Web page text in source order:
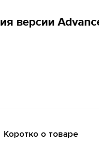
версии
Коротко о товаре